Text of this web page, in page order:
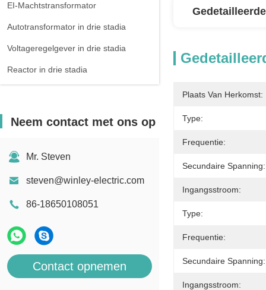
EI-Machtstransformator
Autotransformator in drie stadia
Voltageregelgever in drie stadia
Reactor in drie stadia
Neem contact met ons op
Mr. Steven
steven@winley-electric.com
86-18650108051
Contact opnemen
Plaats Van Herkomst:
Type:
Frequentie:
Secundaire Spanning:
Ingangsstroom:
Type:
Frequentie:
Secundaire Spanning:
Ingangsstroom: